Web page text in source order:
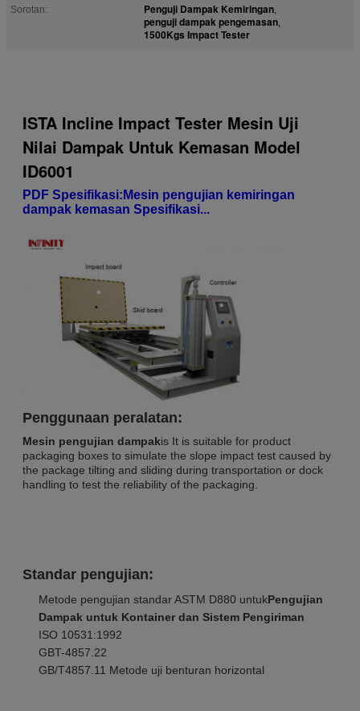
Sorotan:
Penguji Dampak Kemiringan,
penguji dampak pengemasan,
1500Kgs Impact Tester
ISTA Incline Impact Tester Mesin Uji
Nilai Dampak Untuk Kemasan Model
ID6001
PDF Spesifikasi: Mesin pengujian kemiringan
dampak kemasan Spesifikasi...
Penggunaan peralatan:
Mesin pengujian dampakis It is suitable for product
packaging boxes to simulate the slope impact test caused by
the package tilting and sliding during transportation or dock
handling to test the reliability of the packaging.
Standar pengujian:
Metode pengujian standar ASTM D880 untukPengujian
Dampak untuk Kontainer dan Sistem Pengiriman
ISO 10531:1992
GBT-4857.22
GB/T4857.11 Metode uji benturan horizontal